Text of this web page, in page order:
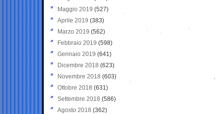
Maggio 2019 (527)
Aprile 2019 (383)
Marzo 2019 (562)
Febbraio 2019 (598)
Gennaio 2019 (641)
Dicembre 2018 (623)
Novembre 2018 (603)
Ottobre 2018 (631)
Settembre 2018 (586)
Agosto 2018 (362)